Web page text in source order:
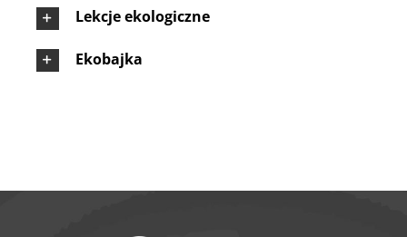
Lekcje ekologiczne
Ekobajka